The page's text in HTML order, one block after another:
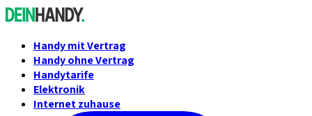
Handy mit Vertrag
Handy ohne Vertrag
Handytarife
Elektronik
Internet zuhause